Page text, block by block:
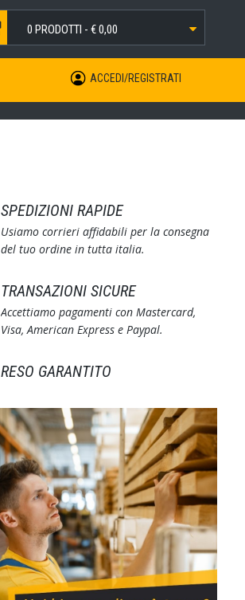
0 PRODOTTI -€ 0,00
ACCEDI/REGISTRATI
SPEDIZIONI RAPIDE
Usiamo corrieri affidabili per la consegna
del tuo ordine in tutta italia.
TRANSAZIONI SICURE
Accettiamo pagamenti con Mastercard,
Visa, American Express e Paypal.
RESO GARANTITO